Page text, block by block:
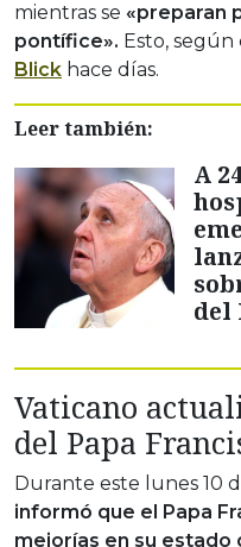
mientras se «preparan
pontífice». Esto,
Blick hace días.
Leer también:
A
del
Vaticano
del Papa
Durante este lunes 10
informó que el Papa
mejorías en su estado